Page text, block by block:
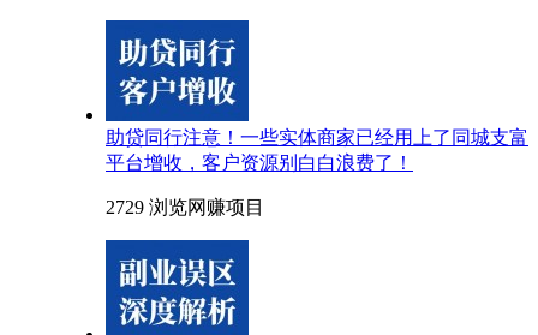
助贷同行注意！一些实体商家已经用上了同城支富
平台增收，客户资源别白白浪费了！
2729 浏览网赚项目